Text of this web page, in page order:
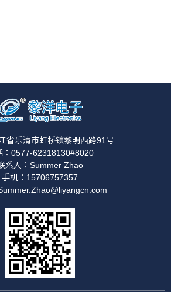
省乐清市虹桥镇黎明西路91号
：0577-62318130#8020
系人：Summer Zhao
手机：15706757357